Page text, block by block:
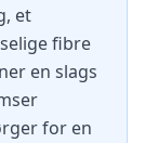
et
fibre
en slags
for en